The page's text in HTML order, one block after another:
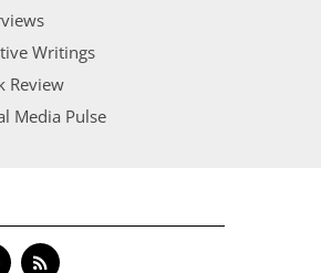
Writings
Review
Media Pulse